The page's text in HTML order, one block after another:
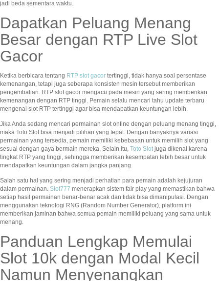
jadi beda sementara waktu.
Dapatkan Peluang Menang
Besar dengan RTP Live Slot
Gacor
Ketika berbicara tentang RTP slot gacor tertinggi, tidak hanya soal persentase
kemenangan, tetapi juga seberapa konsisten mesin tersebut memberikan
pengembalian. RTP slot gacor mengacu pada mesin yang sering memberikan
kemenangan dengan RTP tinggi. Pemain selalu mencari tahu update terbaru
mengenai slot RTP tertinggi agar bisa mendapatkan keuntungan lebih.
Jika Anda sedang mencari permainan slot online dengan peluang menang tinggi,
maka Toto Slot bisa menjadi pilihan yang tepat. Dengan banyaknya variasi
permainan yang tersedia, pemain memiliki kebebasan untuk memilih slot yang
sesuai dengan gaya bermain mereka. Selain itu, Toto Slotjuga dikenal karena
tingkat RTP yang tinggi, sehingga memberikan kesempatan lebih besar untuk
mendapatkan keuntungan dalam jangka panjang.
Salah satu hal yang sering menjadi perhatian para pemain adalah kejujuran
dalam permainan. Slot777 menerapkan sistem fair play yang memastikan bahwa
setiap hasil permainan benar-benar acak dan tidak bisa dimanipulasi. Dengan
menggunakan teknologi RNG (Random Number Generator), platform ini
memberikan jaminan bahwa semua pemain memiliki peluang yang sama untuk
menang.
Panduan Lengkap Memulai
Slot 10k dengan Modal Kecil
Namun Menyenangkan